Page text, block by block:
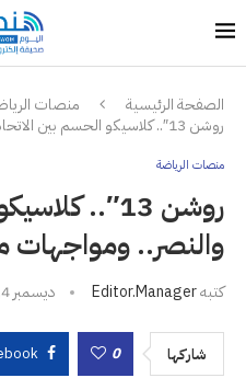
الصفحة الرئيسية
منصات
روشن 13″.. كلاسيكو الحسم بين الاتحاد والنصر.. ومواجهات مرتقبة
منصات الرياضة
روشن 13″..
والنصر.. ومواجهات
كتبهEditor.manager ديسمبر 4, 2024
شاركها 0